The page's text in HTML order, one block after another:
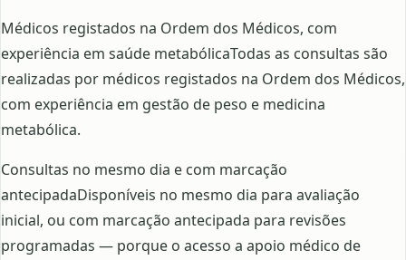
Médicos registados na Ordem dos Médicos, com
experiência em saúde metabólicaTodas as consultas são
realizadas por médicos registados na Ordem dos Médicos,
com experiência em gestão de peso e medicina
metabólica.
Consultas no mesmo dia e com marcação
antecipadaDisponíveis no mesmo dia para avaliação
inicial, ou com marcação antecipada para revisões
programadas — porque o acesso a apoio médico de